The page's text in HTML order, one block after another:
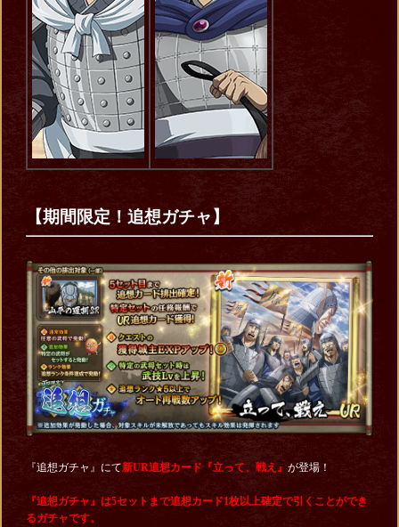
【期間限定！追想ガチャ】
『追想ガチャ』にて新UR追想カード『立って、戦え』 が登場！
『追想ガチャ』は5セットまで追想カード1枚以上確定で引くことができ
るガチャです。